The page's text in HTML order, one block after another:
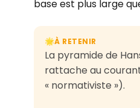
base est plus large
🌟À RETENIR
La pyramide de
rattache au
« normativiste »).